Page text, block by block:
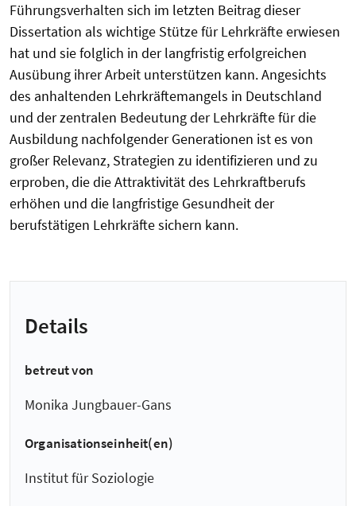
Führungsverhalten sich im letzten Beitrag dieser
Dissertation als wichtige Stütze für Lehrkräfte erwiesen
hat und sie folglich in der langfristig erfolgreichen
Ausübung ihrer Arbeit unterstützen kann. Angesichts
des anhaltenden Lehrkräftemangels in Deutschland
und der zentralen Bedeutung der Lehrkräfte für die
Ausbildung nachfolgender Generationen ist es von
großer Relevanz, Strategien zu identifizieren und zu
erproben, die die Attraktivität des Lehrkraftberufs
erhöhen und die langfristige Gesundheit der
berufstätigen Lehrkräfte sichern kann.
Details
betreut von
Monika Jungbauer-Gans
Organisationseinheit(en)
Institut für Soziologie